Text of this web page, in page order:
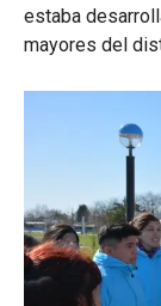
estaba
mayores del